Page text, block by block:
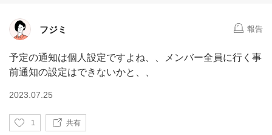
フジミ 報告
予定の通知は個人設定ですよね、、メンバー全員に行く事
前通知の設定はできないかと、、
2023.07.25
い
1 共有